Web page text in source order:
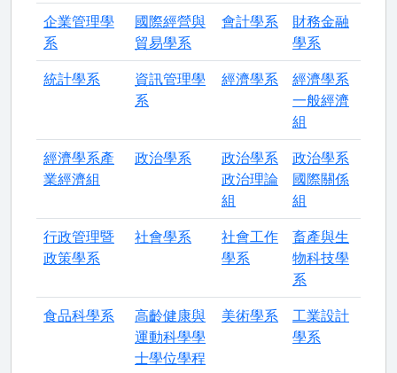
企業管理學
系
國際經營與
貿易學系
會計學系
財務金融
學系
統計學系
資訊管理學
系
經濟學系
經濟學系
一般經濟
組
經濟學系產
業經濟組
政治學系
政治學系
政治理論
組
政治學系
國際關係
組
行政管理暨
政策學系
社會學系
社會工作
學系
畜產與生
物科技學
系
食品科學系
高齡健康與
運動科學學
士學位學程
美術學系
工業設計
學系